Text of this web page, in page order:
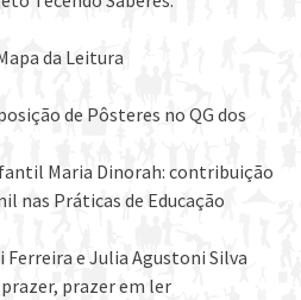
da Leitura
de Pôsteres no QG dos
Maria Dinorah: contribuição
nas Práticas de Educação
e Julia Agustoni Silva
prazer em ler